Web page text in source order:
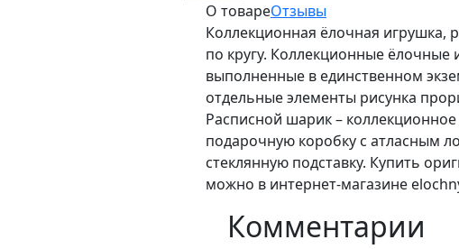
О товареОтзывы
Коллекционная ёлочная игрушка,
по кругу. Коллекционные ёлочные
выполненные в единственном
отдельные элементы рисунка
Расписной шарик –
подарочную коробку с атласным
стеклянную подставку. Купить
можно в интернет-магазине
Комментарии